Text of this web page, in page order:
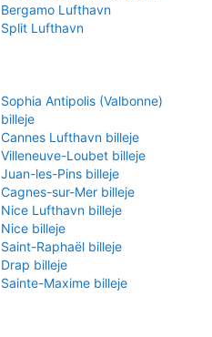
Bergamo Lufthavn
Split Lufthavn
Sophia Antipolis (Valbonne)
billeje
Cannes Lufthavn billeje
Villeneuve-Loubet billeje
Juan-les-Pins billeje
Cagnes-sur-Mer billeje
Nice Lufthavn billeje
Nice billeje
Saint-Raphaël billeje
Drap billeje
Sainte-Maxime billeje